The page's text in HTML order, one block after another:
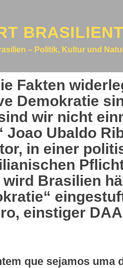
– Politik, Kultur und
Fakten
Demokratie
wir nicht
Joao Ubaldo
in einer
Brasilien
einstiger
que sejamos uma